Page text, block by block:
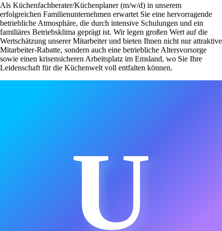
Als Küchenfachberater/Küchenplaner (m/w/d) in unserem
erfolgreichen Familienunternehmen erwartet Sie eine hervorragende
betriebliche Atmosphäre, die durch intensive Schulungen und ein
familiäres Betriebsklima geprägt ist. Wir legen großen Wert auf die
Wertschätzung unserer Mitarbeiter und bieten Ihnen nicht nur attraktive
Mitarbeiter-Rabatte, sondern auch eine betriebliche Altersvorsorge
sowie einen krisensicheren Arbeitsplatz im Emsland, wo Sie Ihre
Leidenschaft für die Küchenwelt voll entfalten können.
U